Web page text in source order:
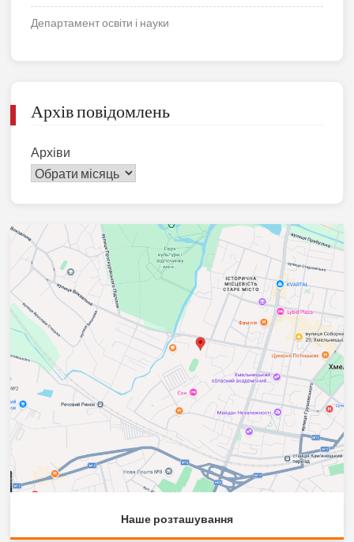
Департамент освіти і науки
Архів повідомлень
Архіви
Наше розташування